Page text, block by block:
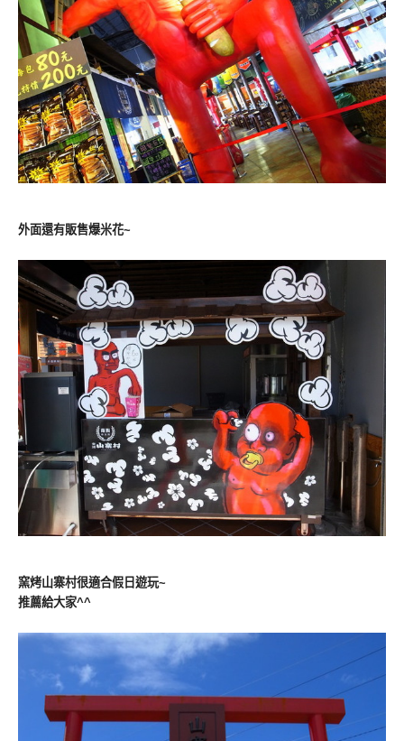
外面還有販售爆米花~
窯烤山寨村很適合假日遊玩~
推薦給大家^^